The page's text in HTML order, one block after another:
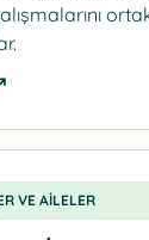
VE AILELER